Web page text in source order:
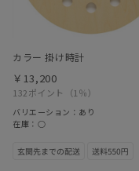
カラー 掛け時計
132ポイント （1％）
￥13,200
バリエーション：あり
在庫：○